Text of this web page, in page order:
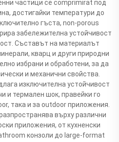
частици се comprimirat под
достигайки температури до
гъста, non-porous
забележителна устойчивост
Съставът на материалът
кварц и други природни
избрани и обработени, за да
и механични свойства.
изключителна устойчивост
и термален шок, правейки го
така и за outdoor приложения.
върху различни
приложения, от кухненски
конзоли до large-format